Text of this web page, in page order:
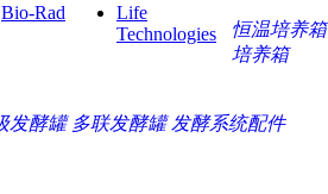
Bio-Rad
Life
Technologies
恒温培养箱
培养箱
发酵罐 多联发酵罐 发酵系统配件